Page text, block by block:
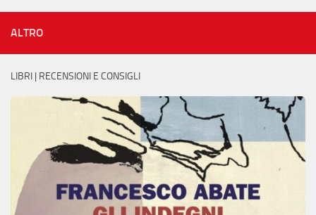
ALTRO
LIBRI | RECENSIONI E CONSIGLI